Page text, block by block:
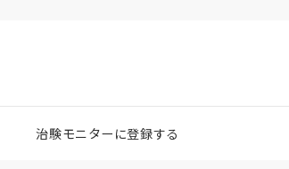
治験モニターに登録する